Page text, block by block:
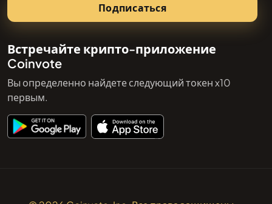
Подписаться
Встречайте крипто-приложение
Coinvote
Вы определенно найдете следующий токен x10
первым.